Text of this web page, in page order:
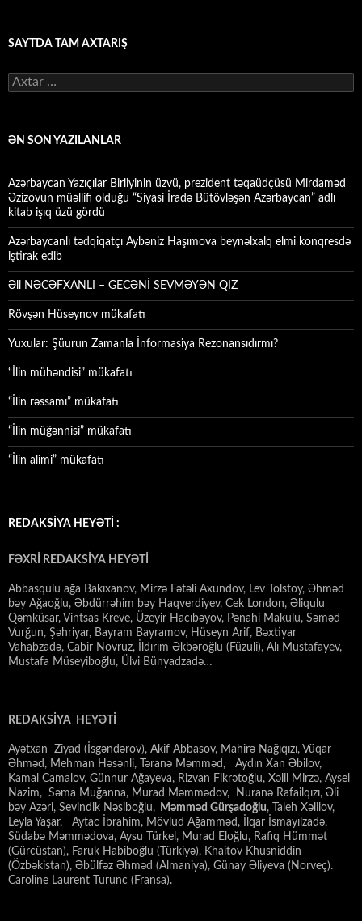
SAYTDA TAM AXTARIŞ
Axtarış:
ƏN SON YAZILANLAR
Azərbaycan Yazıçılar Birliyinin üzvü, prezident təqaüdçüsü Mirdaməd
Əzizovun müəllifi olduğu “Siyasi İradə Bütövləşən Azərbaycan” adlı
kitab işıq üzü gördü
Azərbaycanlı tədqiqatçı Aybəniz Haşımova beynəlxalq elmi konqresdə
iştirak edib
Əli NƏCƏFXANLI – GECƏNİ SEVMƏYƏN QIZ
Rövşən Hüseynov mükafatı
Yuxular: Şüurun Zamanla İnformasiya Rezonansıdırmı?
“İlin mühəndisi” mükafatı
“İlin rəssamı” mükafatı
“İlin müğənnisi” mükafatı
“İlin alimi” mükafatı
REDAKSİYA HEYƏTİ :
FƏXRİ REDAKSİYA HEYƏTİ
Abbasqulu ağa Bakıxanov, Mirzə Fətəli Axundov, Lev Tolstoy, Əhməd
bəy Ağaoğlu, Əbdürrəhim bəy Haqverdiyev, Cek London, Əliqulu
Qəmküsar, Vintsas Kreve, Üzeyir Hacıbəyov, Pənahi Makulu, Səməd
Vurğun, Şəhriyar, Bayram Bayramov, Hüseyn Arif, Bəxtiyar
Vahabzadə, Cabir Novruz, İldırım Əkbəroğlu (Füzuli), Alı Mustafayev,
Mustafa Müseyiboğlu, Ülvi Bünyadzadə…
REDAKSİYA HEYƏTİ
Ayətxan Ziyad (İsgəndərov), Akif Abbasov, Mahirə Nağıqızı, Vüqar
Əhməd, Mehman Həsənli, Təranə Məmməd, Aydın Xan Əbilov,
Kamal Camalov, Günnur Ağayeva, Rizvan Fikrətoğlu, Xəlil Mirzə, Aysel
Nazim, Səma Muğanna, Murad Məmmədov, Nuranə Rafailqızı, Əli
bəy Azəri, Sevindik Nəsiboğlu, Məmməd Gürşadoğlu, Taleh Xəlilov,
Leyla Yaşar, Aytac İbrahim, Mövlud Ağamməd, İlqar İsmayılzadə,
Südabə Məmmədova, Aysu Türkel, Murad Eloğlu, Rafiq Hümmət
(Gürcüstan), Faruk Habiboğlu (Türkiyə), Khaitov Khusniddin
(Özbəkistan), Əbülfəz Əhməd (Almaniya), Günay Əliyeva (Norveç).
Caroline Laurent Turunc (Fransa).